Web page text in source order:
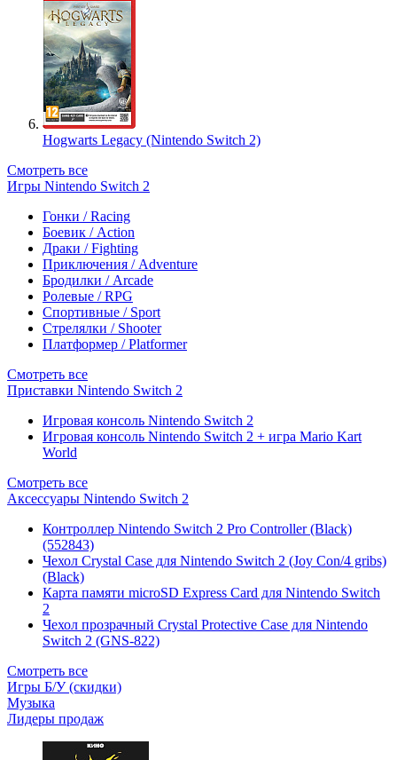
Hogwarts Legacy (Nintendo Switch 2)
Смотреть все
Игры Nintendo Switch 2
Гонки / Racing
Боевик / Action
Драки / Fighting
Приключения / Adventure
Бродилки / Arcade
Ролевые / RPG
Спортивные / Sport
Стрелялки / Shooter
Платформер / Platformer
Смотреть все
Приставки Nintendo Switch 2
Игровая консоль Nintendo Switch 2
Игровая консоль Nintendo Switch 2 + игра Mario Kart
World
Смотреть все
Аксессуары Nintendo Switch 2
Контроллер Nintendo Switch 2 Pro Controller (Black)
(552843)
Чехол Сrystal Сase для Nintendo Switch 2 (Joy Con/4 gribs)
(Black)
Карта памяти microSD Express Card для Nintendo Switch
2
Чехол прозрачный Crystal Protective Case для Nintendo
Switch 2 (GNS-822)
Смотреть все
Игры Б/У (скидки)
Музыка
Лидеры продаж